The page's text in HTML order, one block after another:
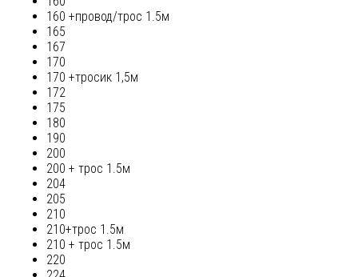
160 +провод/трос 1.5м
165
167
170
170 +тросик 1,5м
172
175
180
190
200
200 + трос 1.5м
204
205
210
210+трос 1.5м
210 + трос 1.5м
220